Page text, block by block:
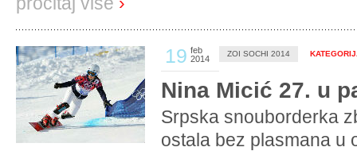
19 feb
2014
ZOI SOCHI 2014
Nina Micić 27. u
Srpska snouborderka
ostala bez plasmana u